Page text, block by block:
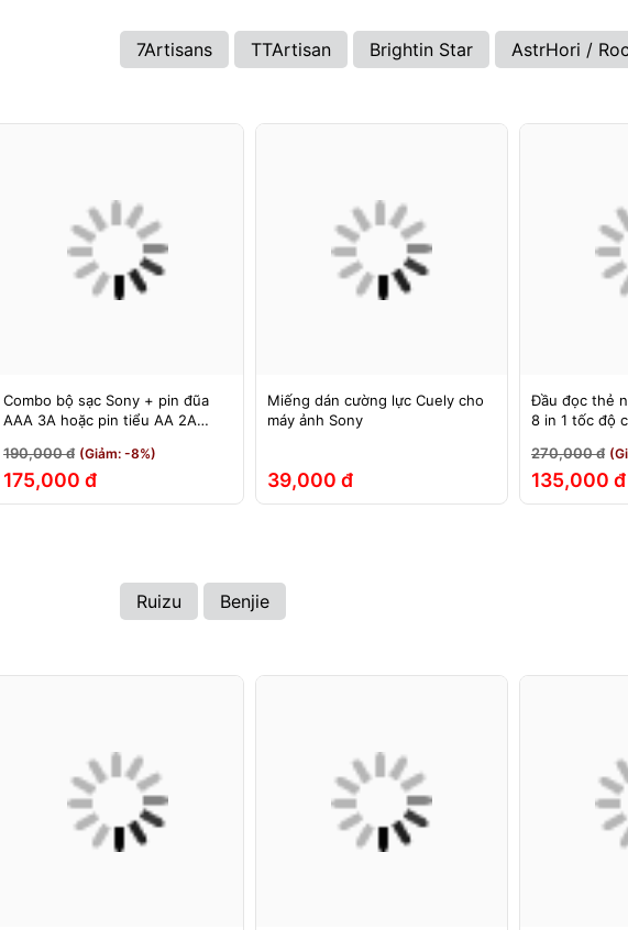
7Artisans TTArtisan Brightin Star AstrHori /
Combo bộ sạc Sony + pin đũa
AAA 3A hoặc pin tiểu AA 2A
190,000 đ (Giảm: -8%)
175,000 đ
Miếng dán cường lực Cuely cho
máy ảnh Sony
39,000 đ
Đầu đọc thẻ
8 in 1 tốc độ
270,000 đ
135,000 đ
Ruizu Benjie